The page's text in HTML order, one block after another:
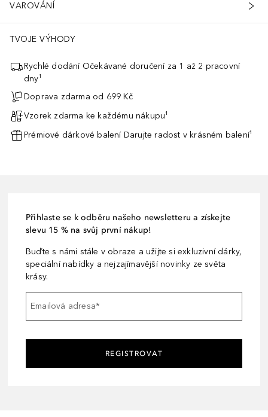
VAROVÁNÍ
TVOJE VÝHODY
Rychlé dodání Očekávané doručení za 1 až 2 pracovní
dny¹
Doprava zdarma od 699 Kč
Vzorek zdarma ke každému nákupu¹
Prémiové dárkové balení Darujte radost v krásném balení¹
Přihlaste se k odběru našeho newsletteru a získejte
slevu 15 % na svůj první nákup!
Buďte s námi stále v obraze a užijte si exkluzivní dárky,
speciální nabídky a nejzajímavější novinky ze světa
krásy.
Emailová adresa*
REGISTROVAT